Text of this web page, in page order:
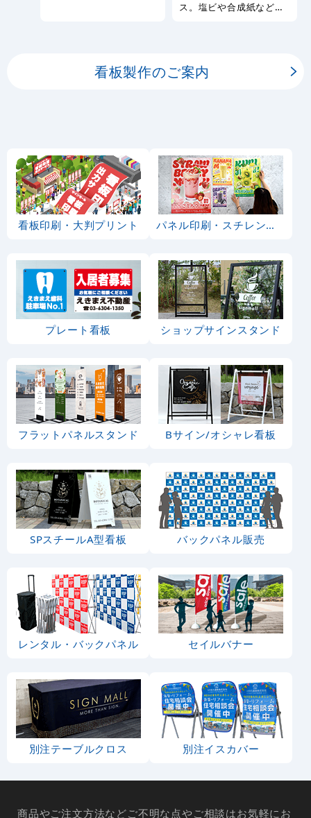
ス。塩ビや合成紙など看
看板製作のご案内
看板印刷・大判プリント パネル印刷・スチレンボード
プレート看板 ショップサインスタンド
フラットパネルスタンド Bサイン/オシャレ看板
SPスチールA型看板 バックパネル販売
レンタル・バックパネル セイルバナー
別注テーブルクロス 別注イスカバー
商品やご注文方法などご不明な点やご相談はお気軽にお